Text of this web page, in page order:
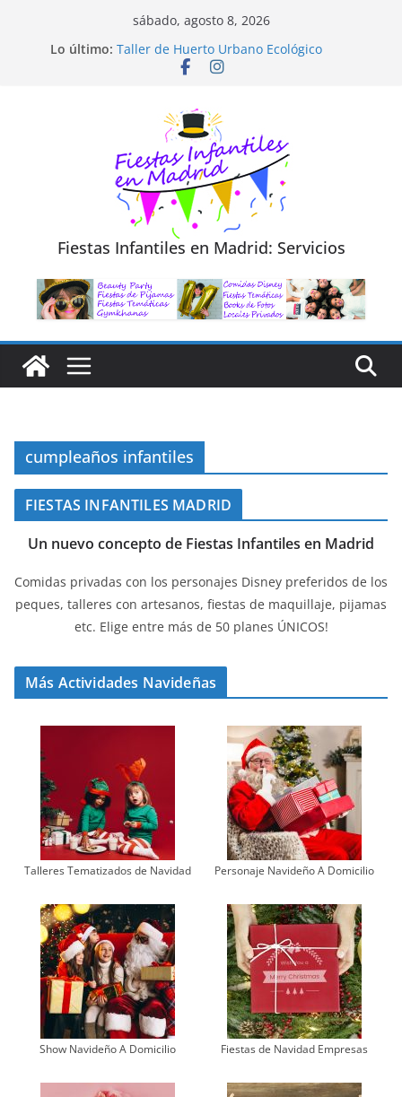
sábado, agosto 8, 2026
Lo último: Taller de Huerto Urbano Ecológico
TALLER FOTOGRAFÍA LA NATURALEZA
Trivial Virtual para niños
Fiestas Infantiles en Madrid: Servicios
cumpleaños infantiles
FIESTAS INFANTILES MADRID
Un nuevo concepto de Fiestas Infantiles en Madrid
Comidas privadas con los personajes Disney preferidos de los
peques, talleres con artesanos, fiestas de maquillaje, pijamas
etc. Elige entre más de 50 planes ÚNICOS!
Más Actividades Navideñas
Talleres Tematizados de Navidad Personaje Navideño A Domicilio
Show Navideño A Domicilio Fiestas de Navidad Empresas